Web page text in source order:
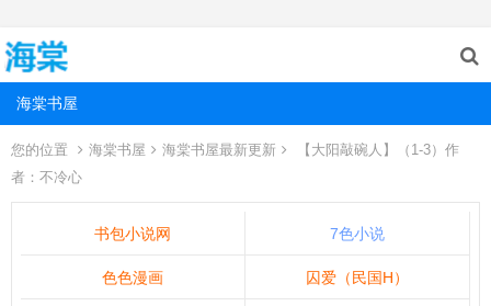
海棠书屋
您的位置 海棠书屋 海棠书屋最新更新
【大阳敲碗人】（1-3）作
者：不冷心
书包小说网 7色小说
色色漫画 囚爱（民国H）